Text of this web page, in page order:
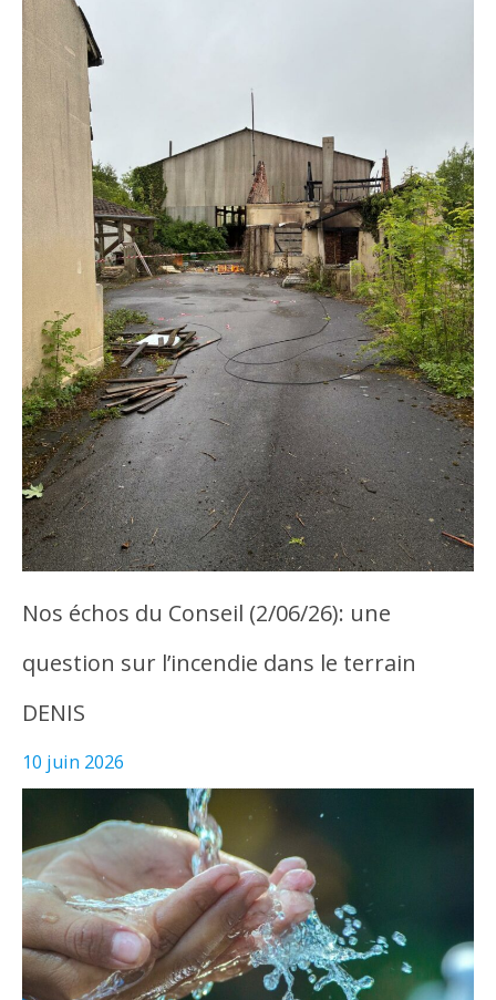
Nos échos du Conseil (2/06/26): une
question sur l’incendie dans le terrain
DENIS
10 juin 2026